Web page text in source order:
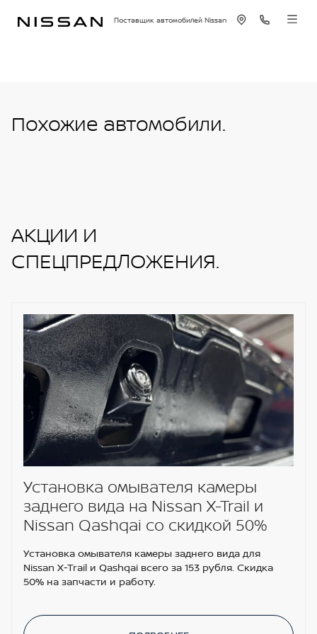
Поставщик автомобилей Nissan
Похожие автомобили.
АКЦИИ И
СПЕЦПРЕДЛОЖЕНИЯ.
Установка омывателя камеры
заднего вида на Nissan X-Trail и
Nissan Qashqai со скидкой 50%
Установка омывателя камеры заднего вида для
Nissan X-Trail и Qashqai всего за 153 рубля. Скидка
50% на запчасти и работу.